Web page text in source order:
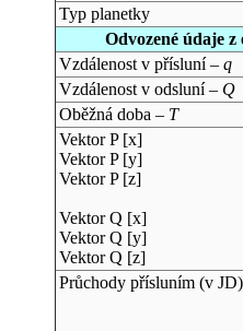
Typ planetky
Odvozené údaje
Vzdálenost v přísluní – q
Vzdálenost v odsluní – Q
Oběžná doba – T
Vektor P [x]
Vektor P [y]
Vektor P [z]
Vektor Q [x]
Vektor Q [y]
Vektor Q [z]
Průchody přísluním (v JD)